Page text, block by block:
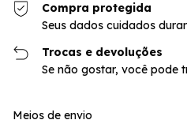
Compra protegida
Seus dados cuidados
Trocas e devoluções
Se não gostar, você pode
Entregas para o CEP:
Meios de envio